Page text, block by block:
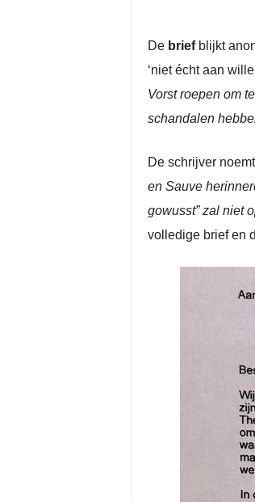
De brief blijkt
‘niet écht aan
Vorst roepen om
schandalen
De schrijver
en Sauve
gowusst” zal niet
volledige brief en